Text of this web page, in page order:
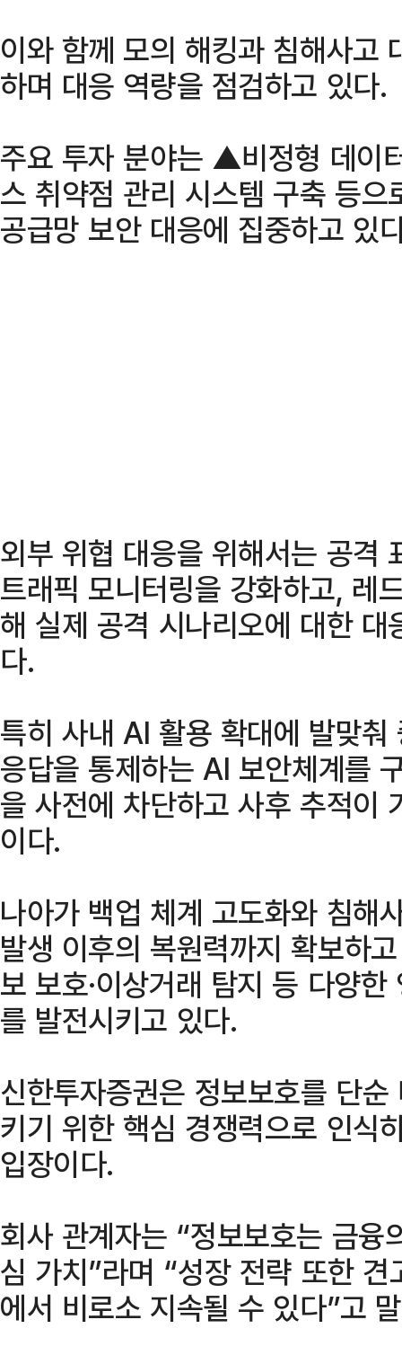
이와 함께 모의 해킹과 침해사고
하며 대응 역량을 점검하고 있다.
주요 투자 분야는 ▲비정형 데이
스 취약점 관리 시스템 구축 등
공급망 보안 대응에 집중하고 있
외부 위협 대응을 위해서는 공격
트래픽 모니터링을 강화하고, 레
해 실제 공격 시나리오에 대한
다.
특히 사내 AI 활용 확대에 발맞
응답을 통제하는 AI 보안체계를
을 사전에 차단하고 사후 추적이
이다.
나아가 백업 체계 고도화와 침해
발생 이후의 복원력까지 확보하
보 보호·이상거래 탐지 등 다양
를 발전시키고 있다.
신한투자증권은 정보보호를 단
키기 위한 핵심 경쟁력으로 인식
입장이다.
회사 관계자는 “정보보호는 금
심 가치”라며 “성장 전략 또한
에서 비로소 지속될 수 있다”고